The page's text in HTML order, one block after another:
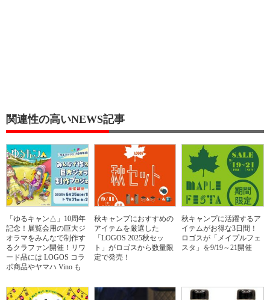
関連性の高いNEWS記事
「ゆるキャン△」10周年
記念！展覧会用の巨大ジ
オラマをみんなで制作す
るクラファン開催！リワ
ード品には LOGOS コラ
ボ商品やヤマハ Vino も
秋キャンプにおすすめの
アイテムを厳選した
「LOGOS 2025秋セッ
ト」がロゴスから数量限
定で発売！
秋キャンプに活躍するア
イテムがお得な3日間！
ロゴスが「メイプルフェ
スタ」を9/19～21開催